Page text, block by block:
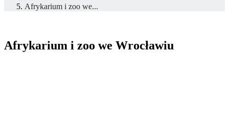
Afrykarium i zoo we...
Afrykarium i zoo we Wrocławiu